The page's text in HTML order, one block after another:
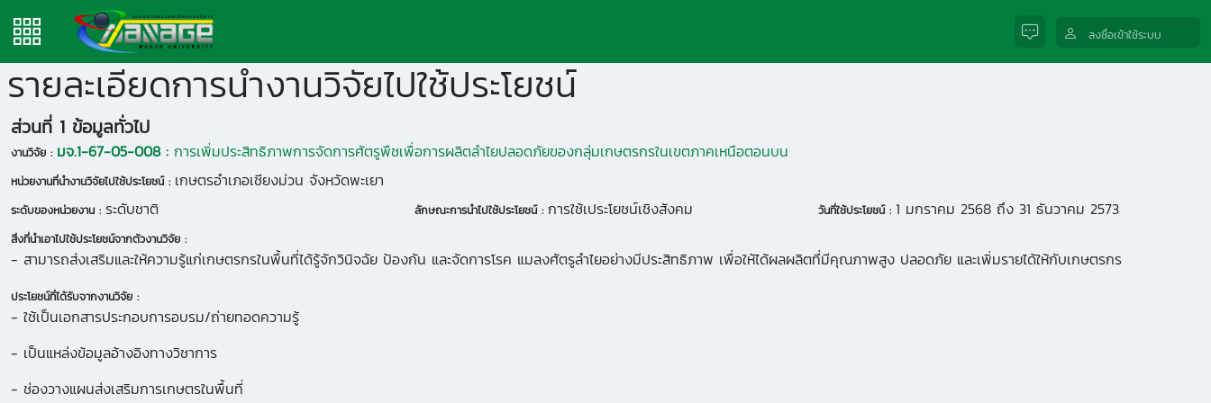
ลงชื่อเข้าใช้ระบบ
รายละเอียดการนำงานวิจัยไปใช้ประโยชน์
ส่วนที่ 1 ข้อมูลทั่วไป
งานวิจัย : มจ.1-67-05-008 : การเพิ่มประสิทธิภาพการจัดการศัตรูพืชเพื่อการผลิตลำไยปลอดภัยของกลุ่มเกษตรกรในเขตภาคเหนือตอนบน
หน่วยงานที่นำงานวิจัยไปใช้ประโยชน์ : เกษตรอำเภอเชียงม่วน จังหวัดพะเยา
ระดับของหน่วยงาน : ระดับชาติ ลักษณะการนำไปใช้ประโยชน์ : การใช้เประโยชน์เชิงสังคม วันที่ใช้ประโยชน์ : 1 มกราคม 2568 ถึง 31 ธันวาคม 2573
สิ่งที่นำเอาไปใช้ประโยชน์จากตัวงานวิจัย :
- สามารถส่งเสริมและให้ความรู้แก่เกษตรกรในพื้นที่ได้รู้จักวินิจฉัย ป้องกัน และจัดการโรค แมลงศัตรูลำไยอย่างมีประสิทธิภาพ เพื่อให้ได้ผลผลิตที่มีคุณภาพสูง ปลอดภัย และเพิ่มรายได้ให้กับเกษตรกร
ประโยชน์ที่ได้รับจากงานวิจัย :
- ใช้เป็นเอกสารประกอบการอบรม/ถ่ายทอดความรู้
- เป็นแหล่งข้อมูลอ้างอิงทางวิชาการ
- ช่องวางแผนส่งเสริมการเกษตรในพื้นที่